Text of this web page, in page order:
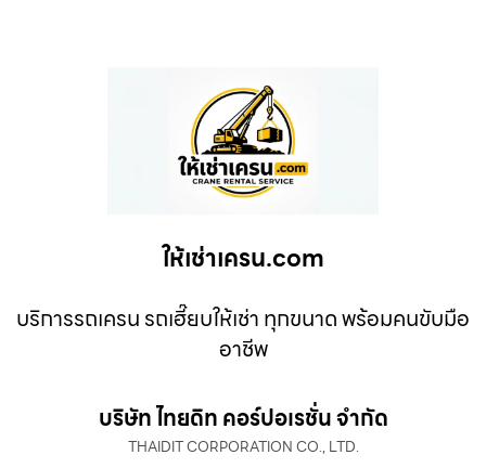
ให้เช่าเครน.com
บริการรถเครน รถเฮี๊ยบให้เช่า ทุกขนาด พร้อมคนขับมือ
อาชีพ
บริษัท ไทยดิท คอร์ปอเรชั่น จำกัด
THAIDIT CORPORATION CO., LTD.